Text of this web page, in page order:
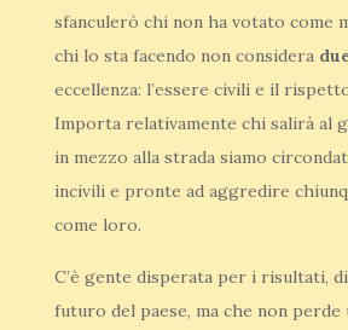
sfanculerò chi non ha votato come
chi lo sta facendo non considera
eccellenza: l’essere civili e il
Importa relativamente chi salirà al
in mezzo alla strada siamo
incivili e pronte ad aggredire
come loro.
C’è gente disperata per i risultati,
futuro del paese, ma che non